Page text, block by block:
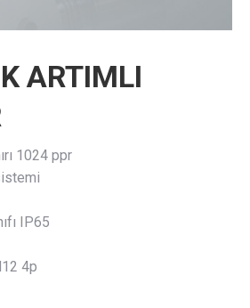
ARTIMLI
1024 ppr
IP65
4p